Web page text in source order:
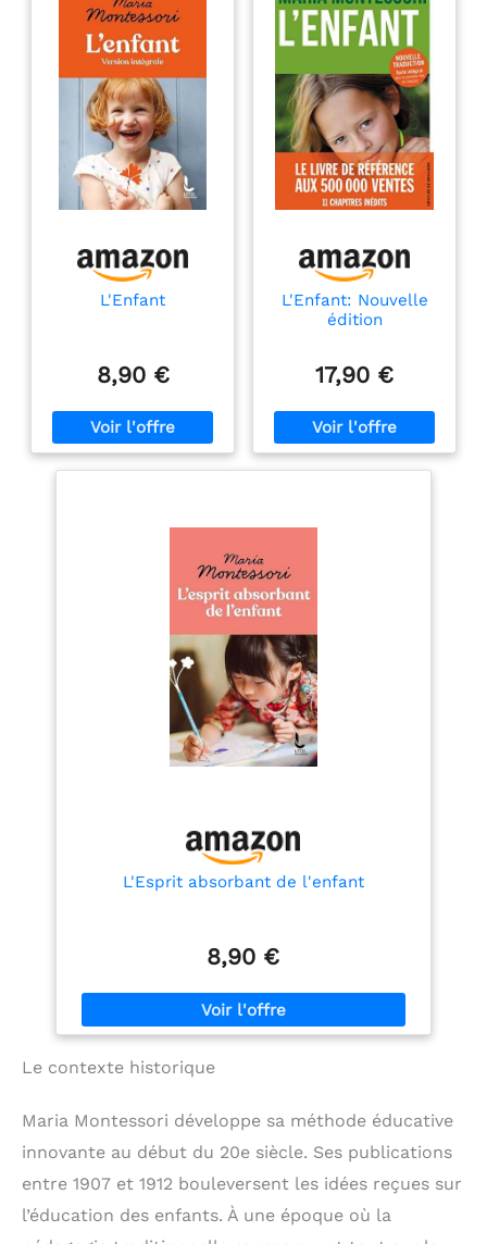
L'Enfant
8,90 €
L'Enfant: Nouvelle
édition
17,90 €
L'Esprit absorbant de l'enfant
8,90 €
Le contexte historique
Maria Montessori développe sa méthode éducative
innovante au début du 20e siècle. Ses publications
entre 1907 et 1912 bouleversent les idées reçues sur
l’éducation des enfants. À une époque où la